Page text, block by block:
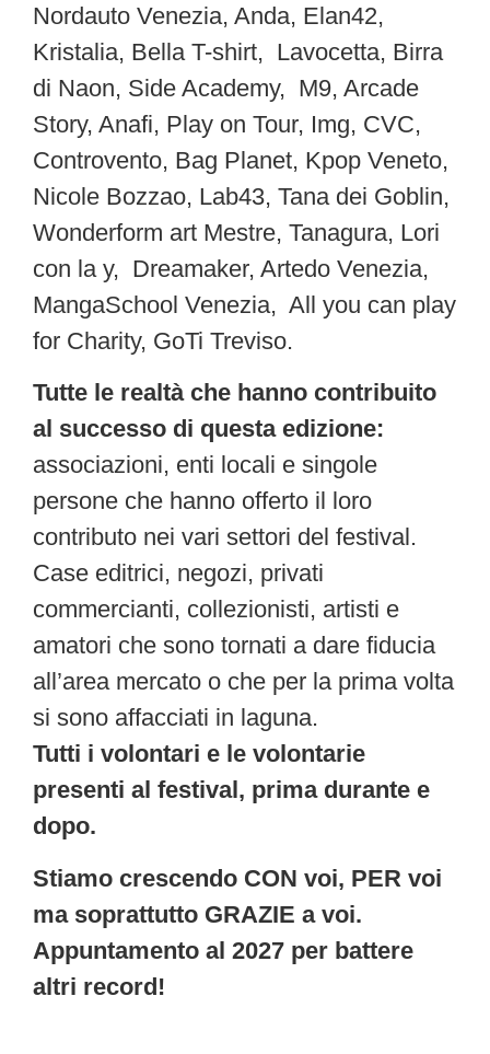
Nordauto Venezia, Anda, Elan42,
Kristalia, Bella T-shirt, Lavocetta, Birra
di Naon, Side Academy, M9, Arcade
Story, Anafi, Play on Tour, Img, CVC,
Controvento, Bag Planet, Kpop Veneto,
Nicole Bozzao, Lab43, Tana dei Goblin,
Wonderform art Mestre, Tanagura, Lori
con la y, Dreamaker, Artedo Venezia,
MangaSchool Venezia, All you can play
for Charity, GoTi Treviso.
Tutte le realtà che hanno contribuito
al successo di questa edizione:
associazioni, enti locali e singole
persone che hanno offerto il loro
contributo nei vari settori del festival.
Case editrici, negozi, privati
commercianti, collezionisti, artisti e
amatori che sono tornati a dare fiducia
all’area mercato o che per la prima volta
si sono affacciati in laguna.
Tutti i volontari e le volontarie
presenti al festival, prima durante e
dopo.
Stiamo crescendo CON voi, PER voi
ma soprattutto GRAZIE a voi.
Appuntamento al 2027 per battere
altri record!